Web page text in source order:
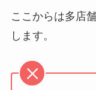
ここからは多店
します。